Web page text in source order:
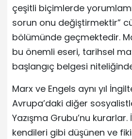
çeşitli biçimlerde
sorun onu değiştirmektir”
bölümünde geçmektedir.
bu önemli eseri, tarihsel
başlangıç belgesi
Marx ve Engels aynı yıl
Avrupa’daki diğer
Yazışma Grubu’nu kurarlar.
kendileri gibi düşünen ve